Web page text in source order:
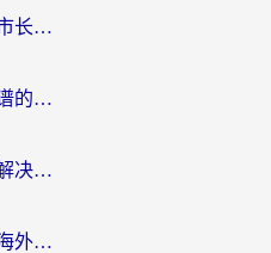
意大利怎么玩模拟城市我是市长？海外党国服游戏加速终极攻略（附三国3量子特攻解决办法）
人在海外，如何选择一款靠谱的玩剑灵2加速器？
国外玩灌篮高手延迟高怎么解决？海外玩家国服游戏加速终极指南
非人学园加速器超级加速，海外玩家重返国服的通行证